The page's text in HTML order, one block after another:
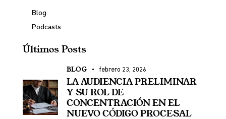
Blog
Podcasts
Últimos Posts
BLOG febrero 23, 2026
LA AUDIENCIA PRELIMINAR
Y SU ROL DE
CONCENTRACIÓN EN EL
NUEVO CÓDIGO PROCESAL